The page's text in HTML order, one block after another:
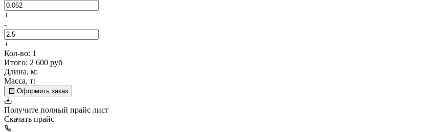
+
-
+
Кол-во: 1
Итого: 2 600 руб
Длина, м:
Масса, т:
Оформить заказ
Получите полный прайс лист
Скачать прайс